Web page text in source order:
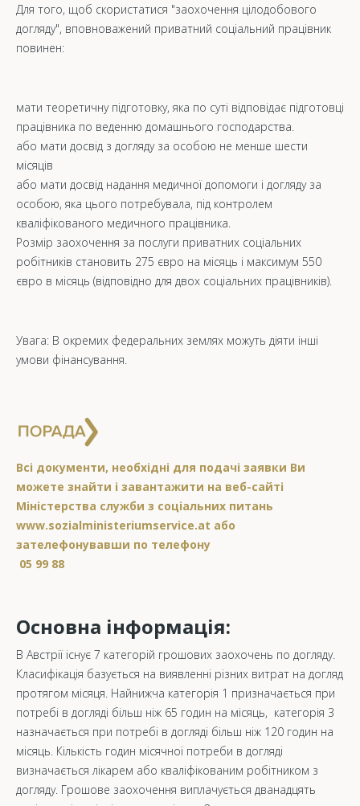
Для того, щоб скористатися "заохочення цілодобового
догляду", вповноважений приватний соціальний працівник
повинен:
мати теоретичну підготовку, яка по суті відповідає підготовці
працівника по веденню домашнього господарства.
або мати досвід з догляду за особою не менше шести
місяців
або мати досвід надання медичної допомоги і догляду за
особою, яка цього потребувала, під контролем
кваліфікованого медичного працівника.
Розмір заохочення за послуги приватних соціальних
робітників становить 275 євро на місяць і максимум 550
євро в місяць (відповідно для двох соціальних працівників).
Увага: В окремих федеральних землях можуть діяти інші
умови фінансування.
Всі документи, необхідні для подачі заявки Ви
можете знайти і завантажити на веб-сайті
Міністерства служби з соціальних питань
www.sozialministeriumservice.at або
зателефонувавши по телефону
05 99 88
Основна інформація:
В Австрії існує 7 категорій грошових заохочень по догляду.
Класифікація базується на виявленні різних витрат на догляд
протягом місяця. Найнижча категорія 1 призначається при
потребі в догляді більш ніж 65 годин на місяць, категорія 3
назначається при потребі в догляді більш ніж 120 годин на
місяць. Кількість годин місячної потреби в догляді
визначається лікарем або кваліфікованим робітником з
догляду. Грошове заохочення виплачується дванадцять